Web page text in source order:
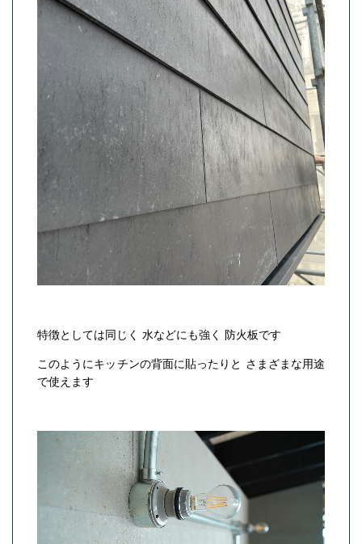
特徴としては同じく 水などにも強く 防火板です
このようにキッチンの背面に貼ったりと さまざまな用途
で使えます